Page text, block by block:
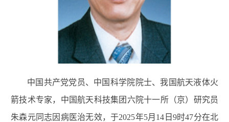
中国共产党党员、中国科学院院士、我国航天液体火
箭技术专家，中国航天科技集团六院十一所（京）研究员
朱森元同志因病医治无效，于2025年5月14日9时47分在北